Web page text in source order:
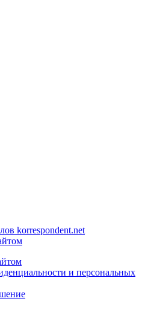
korrespondent.net
и персональных